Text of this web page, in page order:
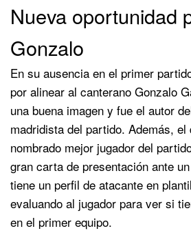
Nueva oportunidad
Gonzalo
En su ausencia en el primer
por alinear al canterano Gonzalo
una buena imagen y fue el autor
madridista del partido. Además, el
nombrado mejor jugador del
gran carta de presentación ante
tiene un perfil de atacante en
evaluando al jugador para ver si
en el primer equipo.